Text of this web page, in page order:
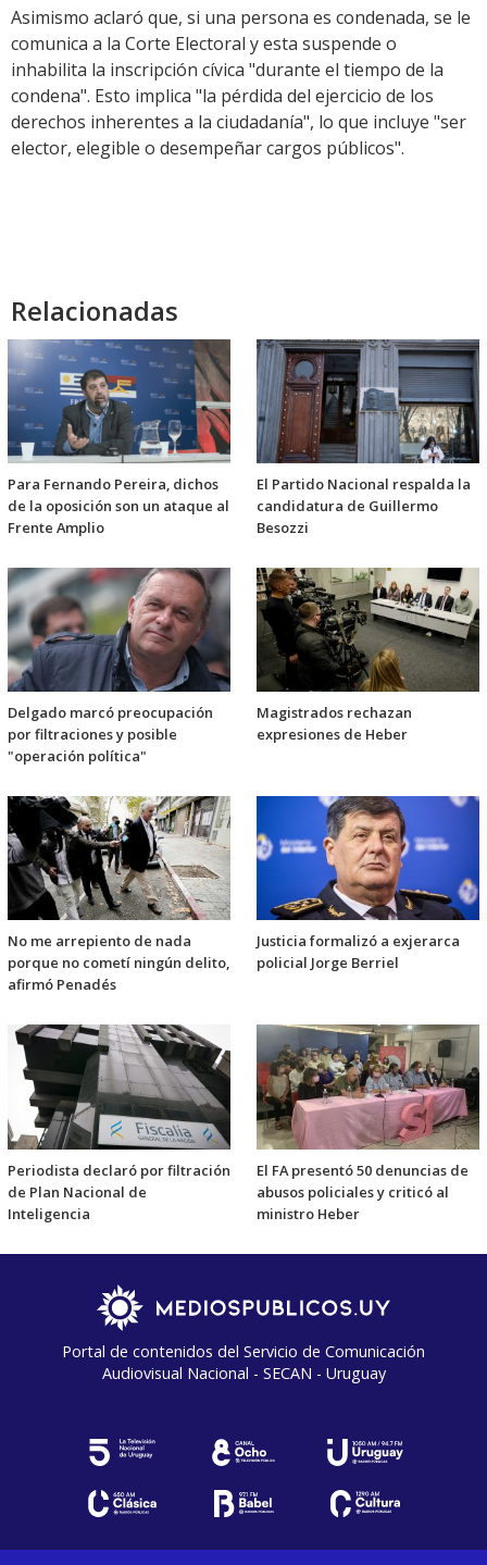
Asimismo aclaró que, si una persona es condenada, se le
comunica a la Corte Electoral y esta suspende o
inhabilita la inscripción cívica "durante el tiempo de la
condena". Esto implica "la pérdida del ejercicio de los
derechos inherentes a la ciudadanía", lo que incluye "ser
elector, elegible o desempeñar cargos públicos".
Relacionadas
Para Fernando Pereira, dichos
de la oposición son un ataque al
Frente Amplio
El Partido Nacional respalda la
candidatura de Guillermo
Besozzi
Delgado marcó preocupación
por filtraciones y posible
"operación política"
Magistrados rechazan
expresiones de Heber
No me arrepiento de nada
porque no cometí ningún delito,
afirmó Penadés
Justicia formalizó a exjerarca
policial Jorge Berriel
Periodista declaró por filtración
de Plan Nacional de
Inteligencia
El FA presentó 50 denuncias de
abusos policiales y criticó al
ministro Heber
Portal de contenidos del Servicio de Comunicación
Audiovisual Nacional - SECAN - Uruguay